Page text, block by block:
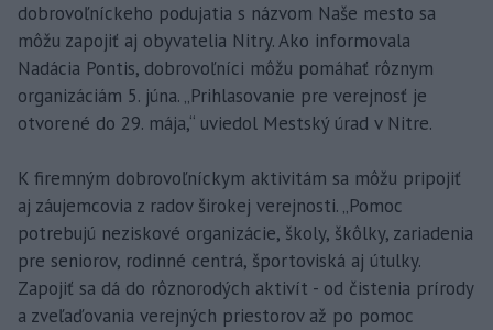
dobrovoľníckeho podujatia s názvom Naše mesto sa
môžu zapojiť aj obyvatelia Nitry. Ako informovala
Nadácia Pontis, dobrovoľníci môžu pomáhať rôznym
organizáciám 5. júna. „Prihlasovanie pre verejnosť je
otvorené do 29. mája,“ uviedol Mestský úrad v Nitre.
K firemným dobrovoľníckym aktivitám sa môžu pripojiť
aj záujemcovia z radov širokej verejnosti. „Pomoc
potrebujú neziskové organizácie, školy, škôlky, zariadenia
pre seniorov, rodinné centrá, športoviská aj útulky.
Zapojiť sa dá do rôznorodých aktivít - od čistenia prírody
a zveľaďovania verejných priestorov až po pomoc